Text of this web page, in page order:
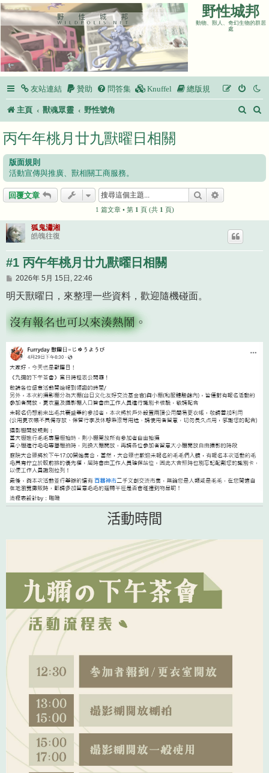
野性城邦
動物、獸人、奇幻生物的群居
處
友站連結 贊助 問答集 Knuffel 總版規
主頁 獸魂眾靈 野性號角
搜
丙午年桃月廿九獸曜日相關
版面規則
活動宣傳與推廣、獸相關工商服務。
回覆文章 搜尋
1 篇文章 • 第 1 頁 (共 1 頁)
狐鬼瀟湘
皓魄往復
#1 丙午年桃月廿九獸曜日相關
文
2026年 5月 15日, 22:46
明天獸曜日，來整理一些資料，歡迎隨機碰面。
沒有報名也可以來湊熱鬧。
活動時間